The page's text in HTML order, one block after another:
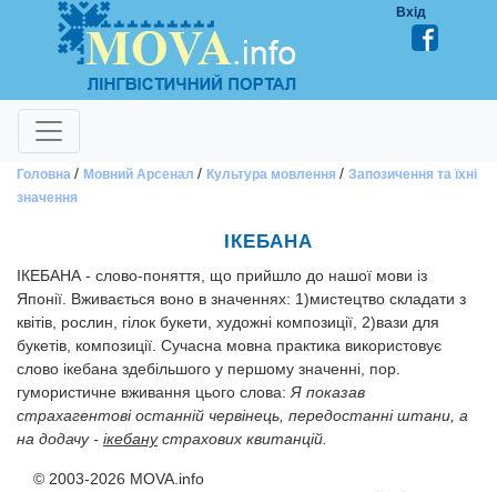
Вхід
Головна / Мовний Арсенал / Культура мовлення / Запозичення та їхні
значення
ІКЕБАНА
ІКЕБАНА - слово-поняття, що прийшло до нашої мови із
Японії. Вживається воно в значеннях: 1)мис­тецтво складати з
квітів, рослин, гілок букети, художні композиції, 2)вази для
букетів, композиції. Сучасна мовна практика використовує
слово ікебана здебільшого у першому значенні, пор.
гумористичне вживання цього слова: Я показав
страхагентові останній червінець, передостанні штани, а
на додачу - ікебанустрахових квитанцій.
© 2003-2026 MOVA.info